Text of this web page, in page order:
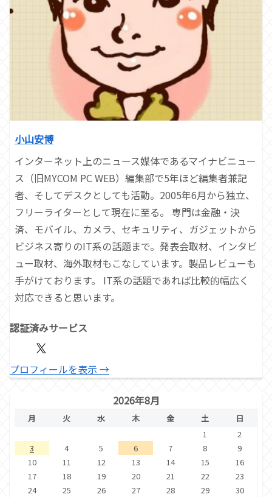
小山安博
インターネット上のニュース媒体であるマイナビニュー
ス（旧MYCOM PC WEB）編集部で5年ほど編集者兼記
者、そしてデスクとしても活動。2005年6月から独立、
フリーライターとして現在に至る。 専門は金融・決
済、モバイル、カメラ、セキュリティ、ガジェットから
ビジネス寄りのIT系の話題まで。発表会取材、インタビ
ュー取材、海外取材もこなしています。製品レビューも
手がけております。 IT系の話題であれば比較的幅広く
対応できると思います。
認証済みサービス
プロフィールを表示 →
2026年8月
月 火 水 木 金 土
日
1
2
3
4 5 6 7 8
9
10
11 12 13 14 15
16
17
18 19 20 21 22
23
24
25 26 27 28 29
30